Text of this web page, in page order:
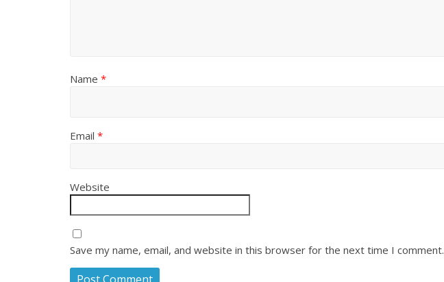
Name *
Email *
Website
Save my name, email, and website in this browser for the next time I comment.